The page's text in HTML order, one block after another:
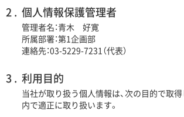
個人情報保護管理者
管理者名：青木 好寛
所属部署：第1企画部
連絡先：03-5229-7231（代表）
利用目的
当社が取り扱う個人情報は、次の目的で取得
内で適正に取り扱います。